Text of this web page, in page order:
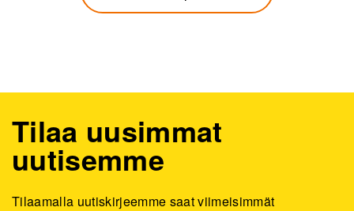
Tilaa uusimmat
uutisemme
Tilaamalla uutiskirjeemme saat viimeisimmät